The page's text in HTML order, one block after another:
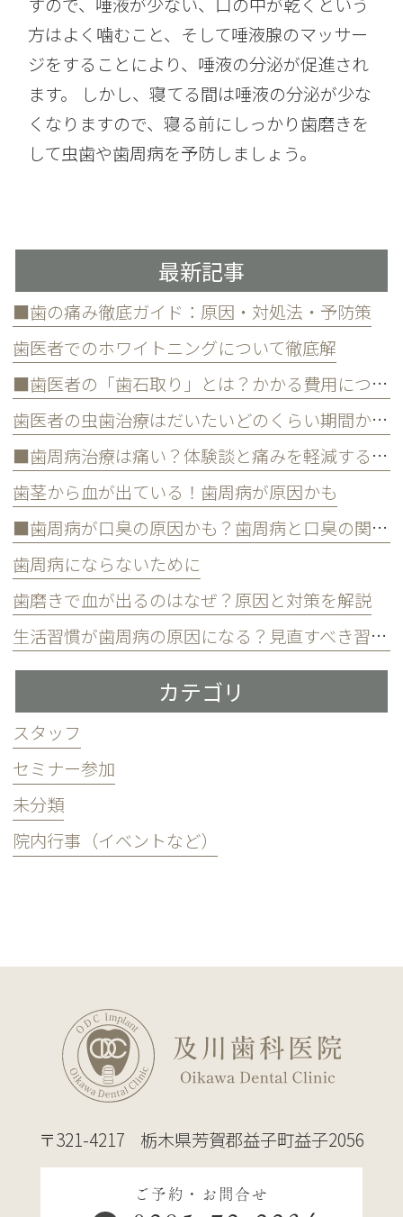
方はよく噛むこと、そして唾液腺のマッサー
ジをすることにより、唾液の分泌が促進され
ます。 しかし、寝てる間は唾液の分泌が少な
くなりますので、寝る前にしっかり歯磨きを
して虫歯や歯周病を予防しましょう。
最新記事
■歯の痛み徹底ガイド：原因・対処法・予防策
歯医者でのホワイトニングについて徹底解
■歯医者の「歯石取り」とは？かかる費用について
歯医者の虫歯治療はだいたいどのくらい期間かかる？
■歯周病治療は痛い？体験談と痛みを軽減する方法
歯茎から血が出ている！歯周病が原因かも
■歯周病が口臭の原因かも？歯周病と口臭の関係について
歯周病にならないために
歯磨きで血が出るのはなぜ？原因と対策を解説
生活習慣が歯周病の原因になる？見直すべき習慣とは？
カテゴリ
スタッフ
セミナー参加
未分類
院内行事（イベントなど）
〒321-4217 栃木県芳賀郡益子町益子2056
ご予約・お問合せ